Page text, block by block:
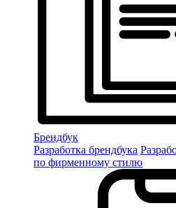
Брендбук
Разработка брендбука
по фирменному стилю